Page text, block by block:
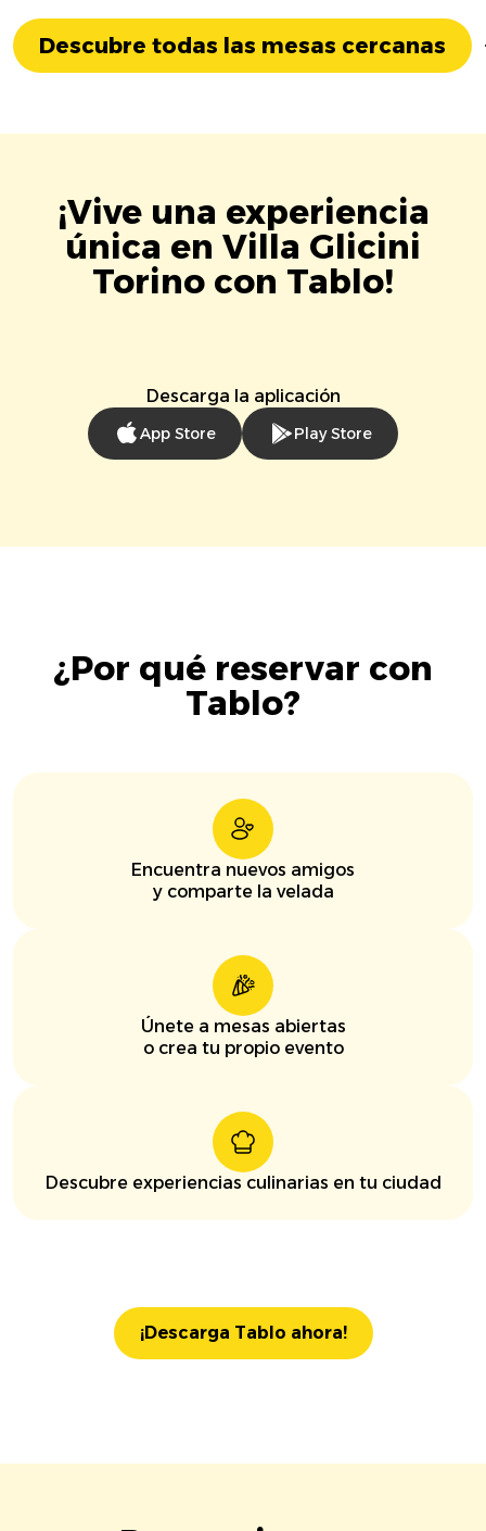
Descubre todas las mesas cercanas
¡Vive una experiencia
única en Villa Glicini
Torino con Tablo!
Descarga la aplicación
App Store Play Store
¿Por qué reservar con
Tablo?
Encuentra nuevos amigos
y comparte la velada
Únete a mesas abiertas
o crea tu propio evento
Descubre experiencias culinarias en tu ciudad
¡Descarga Tablo ahora!